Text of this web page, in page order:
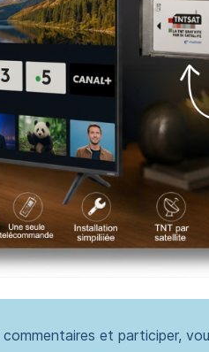
commentaires et participer,